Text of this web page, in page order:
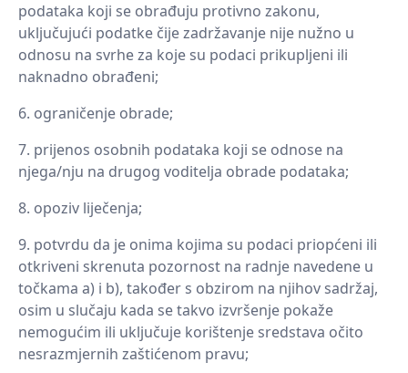
podataka koji se obrađuju protivno zakonu,
uključujući podatke čije zadržavanje nije nužno u
odnosu na svrhe za koje su podaci prikupljeni ili
naknadno obrađeni;
ograničenje obrade;
prijenos osobnih podataka koji se odnose na
njega/nju na drugog voditelja obrade podataka;
opoziv liječenja;
potvrdu da je onima kojima su podaci priopćeni ili
otkriveni skrenuta pozornost na radnje navedene u
točkama a) i b), također s obzirom na njihov sadržaj,
osim u slučaju kada se takvo izvršenje pokaže
nemogućim ili uključuje korištenje sredstava očito
nesrazmjernih zaštićenom pravu;